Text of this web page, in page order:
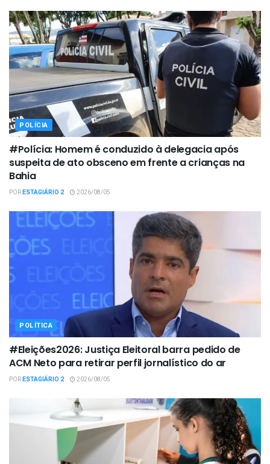
POLÍCIA
#Polícia: Homem é conduzido à delegacia após
suspeita de ato obsceno em frente a crianças na
Bahia
PORESTAGIÁRIO 2 2026/08/05
POLÍTICA
#Eleições2026: Justiça Eleitoral barra pedido de
ACM Neto para retirar perfil jornalístico do ar
PORESTAGIÁRIO 2 2026/08/05